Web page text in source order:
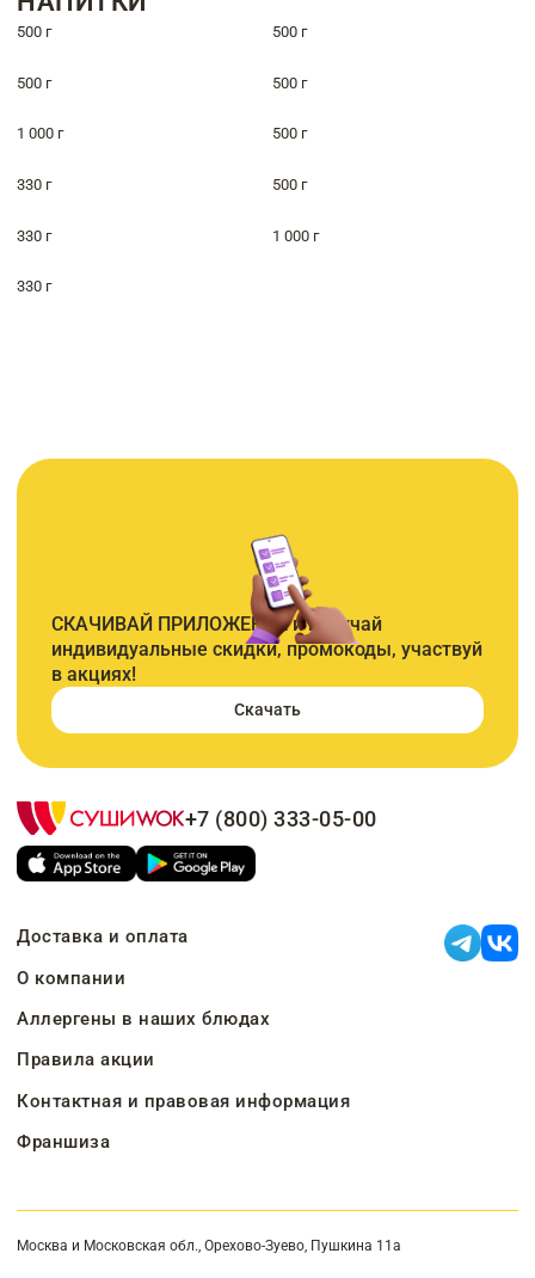
500 г 500 г
500 г 500 г
1 000 г 500 г
330 г 500 г
330 г 1 000 г
330 г
СКАЧИВАЙ ПРИЛОЖЕНИЕ и получай
индивидуальные скидки, промокоды, участвуй
в акциях!
Скачать
+7 (800) 333-05-00
Доставка и оплата
О компании
Аллергены в наших блюдах
Правила акции
Контактная и правовая информация
Франшиза
Москва и Московская обл., Орехово-Зуево, Пушкина 11а